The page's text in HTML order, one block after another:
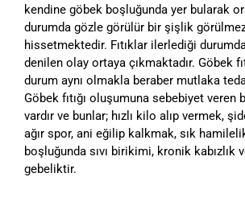
kendine göbek boşluğunda yer bularak
durumda gözle görülür bir şişlik
hissetmektedir. Fıtıklar ilerlediği
denilen olay ortaya çıkmaktadır. Göbek
durum aynı olmakla beraber mutlaka
Göbek fıtığı oluşumuna sebebiyet veren
vardır ve bunlar; hızlı kilo alıp vermek,
ağır spor, ani eğilip kalkmak, sık
boşluğunda sıvı birikimi, kronik kabızlık
gebeliktir.